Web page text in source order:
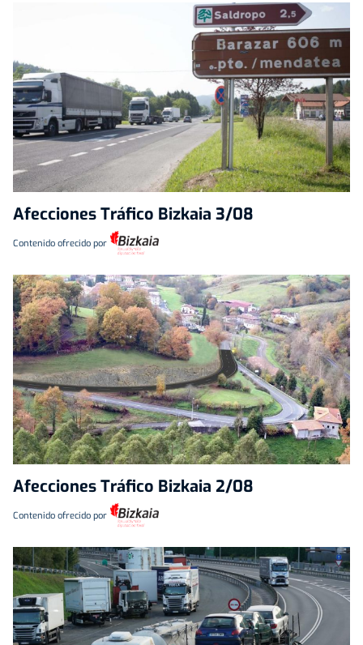
Afecciones Tráfico Bizkaia 3/08
Contenido ofrecido por
Afecciones Tráfico Bizkaia 2/08
Contenido ofrecido por